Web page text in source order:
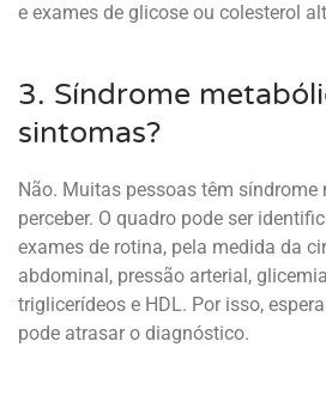
e exames de glicose ou colesterol
3. Síndrome
sintomas?
Não. Muitas pessoas têm síndrome
perceber. O quadro pode ser
exames de rotina, pela medida da
abdominal, pressão arterial,
triglicerídeos e HDL. Por isso,
pode atrasar o diagnóstico.